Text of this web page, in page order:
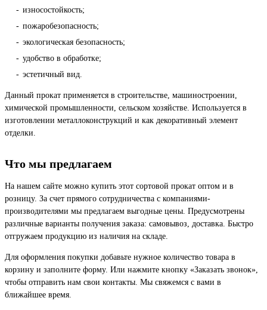
износостойкость;
пожаробезопасность;
экологическая безопасность;
удобство в обработке;
эстетичный вид.
Данный прокат применяется в строительстве, машиностроении,
химической промышленности, сельском хозяйстве. Используется в
изготовлении металлоконструкций и как декоративный элемент
отделки.
Что мы предлагаем
На нашем сайте можно купить этот сортовой прокат оптом и в
розницу. За счет прямого сотрудничества с компаниями-
производителями мы предлагаем выгодные цены. Предусмотрены
различные варианты получения заказа: самовывоз, доставка. Быстро
отгружаем продукцию из наличия на складе.
Для оформления покупки добавьте нужное количество товара в
корзину и заполните форму. Или нажмите кнопку «Заказать звонок»,
чтобы отправить нам свои контакты. Мы свяжемся с вами в
ближайшее время.